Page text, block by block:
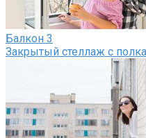
Балкон 3
Закрытый стеллаж с